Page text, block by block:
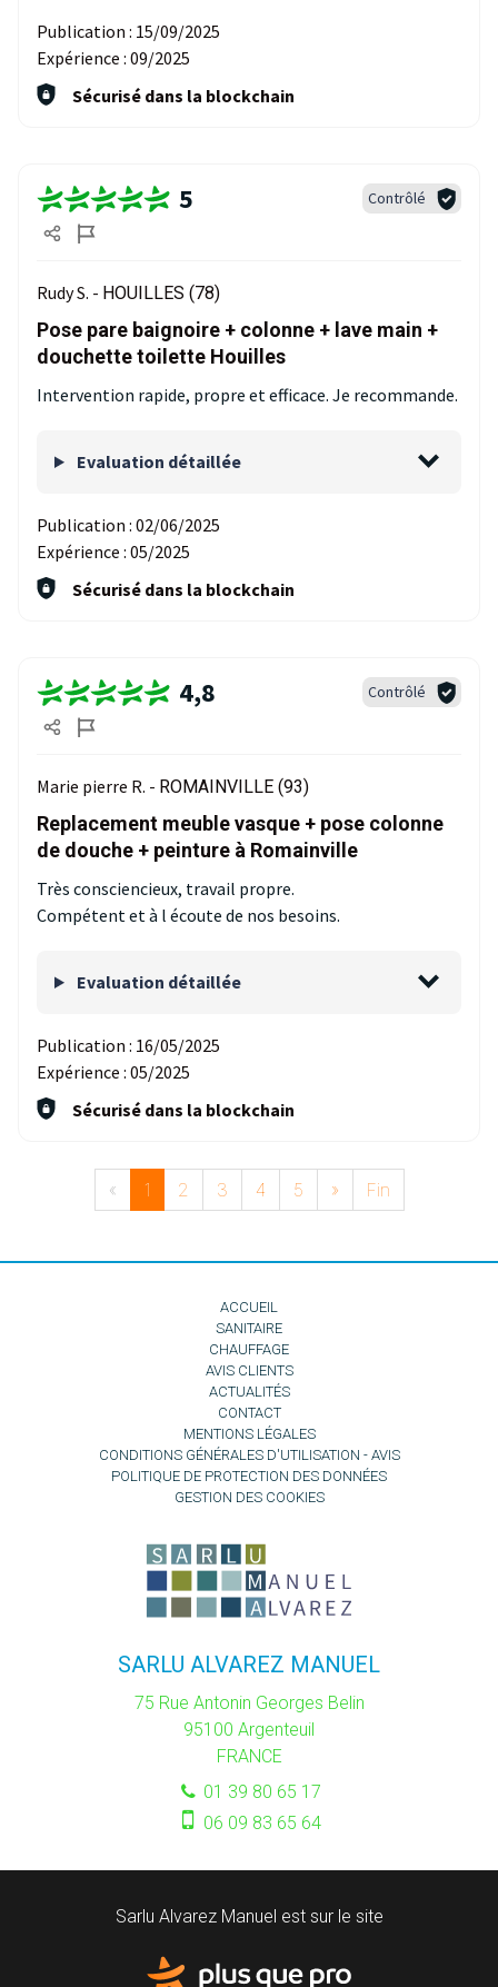
Publication : 15/09/2025
Expérience : 09/2025
Sécurisé dans la blockchain
5 Contrôlé
Rudy S. - HOUILLES (78)
Pose pare baignoire + colonne + lave main +
douchette toilette Houilles
Intervention rapide, propre et efficace. Je recommande.
Evaluation détaillée
Publication : 02/06/2025
Expérience : 05/2025
Sécurisé dans la blockchain
4,8 Contrôlé
Marie pierre R. - ROMAINVILLE (93)
Replacement meuble vasque + pose colonne
de douche + peinture à Romainville
Très consciencieux, travail propre.
Compétent et à l écoute de nos besoins.
Evaluation détaillée
Publication : 16/05/2025
Expérience : 05/2025
Sécurisé dans la blockchain
« 1 2 3 4 5 » Fin
ACCUEIL
SANITAIRE
CHAUFFAGE
AVIS CLIENTS
ACTUALITÉS
CONTACT
MENTIONS LÉGALES
CONDITIONS GÉNÉRALES D'UTILISATION - AVIS
POLITIQUE DE PROTECTION DES DONNÉES
GESTION DES COOKIES
SARLU ALVAREZ MANUEL
75 Rue Antonin Georges Belin
95100 Argenteuil
FRANCE
01 39 80 65 17
06 09 83 65 64
Sarlu Alvarez Manuel est sur le site